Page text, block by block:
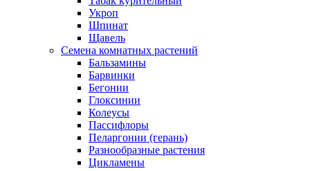
Укроп
Шпинат
Щавель
Семена комнатных растений
Бальзамины
Барвинки
Бегонии
Глоксинии
Колеусы
Пассифлоры
Пеларгонии (герань)
Разнообразные растения
Цикламены